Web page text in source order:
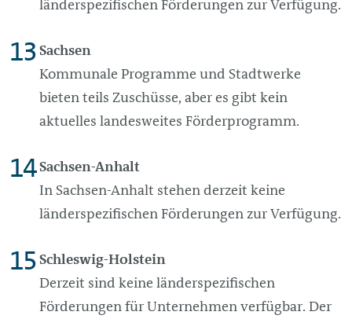
länderspezifischen Förderungen zur Verfügung.
Sachsen
Kommunale Programme und Stadtwerke
bieten teils Zuschüsse, aber es gibt kein
aktuelles landesweites Förderprogramm.
Sachsen-Anhalt
In Sachsen-Anhalt stehen derzeit keine
länderspezifischen Förderungen zur Verfügung.
Schleswig-Holstein
Derzeit sind keine länderspezifischen
Förderungen für Unternehmen verfügbar. Der